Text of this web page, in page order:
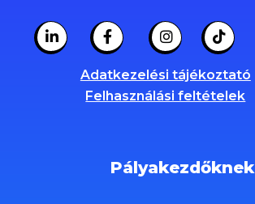
Adatkezelési tájékoztató
Felhasználási feltételek
Pályakezdőknek